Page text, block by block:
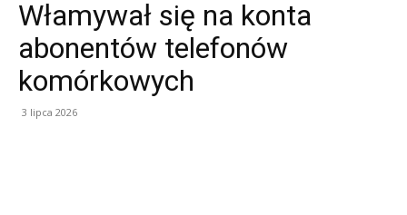
Włamywał się na konta
abonentów telefonów
komórkowych
3 lipca 2026